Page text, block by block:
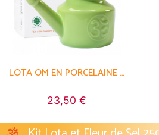
LOTA OM EN PORCELAINE ÉMAILLÉE 400ML
23,50 €